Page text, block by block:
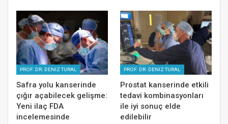
PROF. DR. DENIZ TURAL
Safra yolu kanserinde
çığır açabilecek gelişme:
Yeni ilaç FDA
incelemesinde
PROF. DR. DENIZ TURAL
Prostat kanserinde etkili
tedavi kombinasyonları
ile iyi sonuç elde
edilebilir